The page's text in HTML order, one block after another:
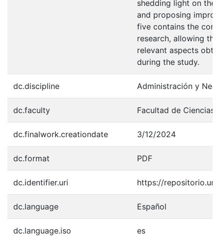
shedding light on the
and proposing
five contains the
research, allowing
relevant aspects
during the study.
dc.discipline Administración y
dc.faculty Facultad de Ciencias
dc.finalwork.creationdate 3/12/2024
dc.format PDF
dc.identifier.uri https://
dc.language Español
dc.language.iso es